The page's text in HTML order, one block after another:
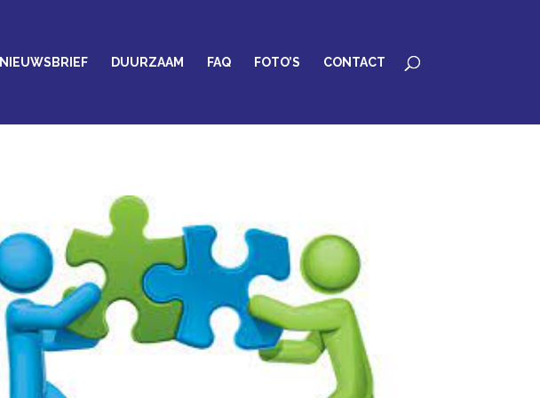
NIEUWSBRIEF DUURZAAM FAQ FOTO’S CONTACT